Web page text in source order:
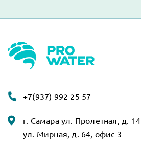
+7(937) 992 25 57
г. Самара ул. Пролетная, д. 14
ул. Мирная, д. 64, офис 3